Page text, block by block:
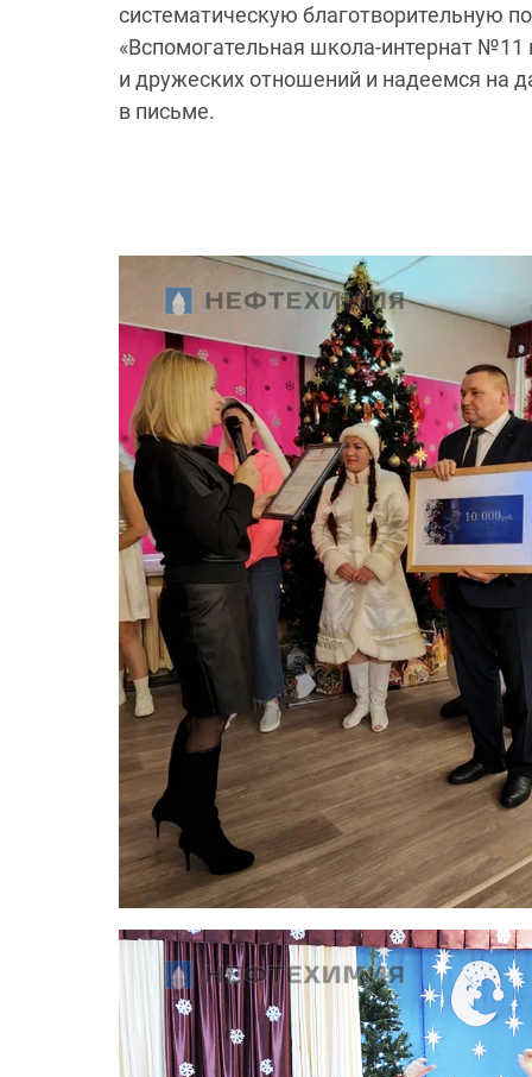
систематическую благотворительную
«Вспомогательная школа-интернат
и дружеских отношений и надеемся на
в письме.